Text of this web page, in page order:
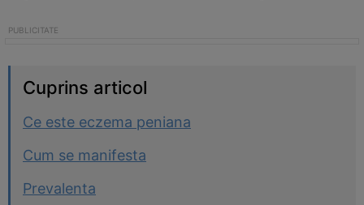
Cuprins articol
Ce este eczema peniana
Cum se manifesta
Prevalenta